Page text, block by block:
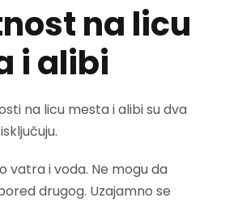
na licu
i alibi
na licu mesta i alibi su dva
vatra i voda. Ne mogu da
drugog. Uzajamno se